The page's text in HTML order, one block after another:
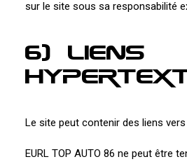
sur le site sous sa responsabilité
6) Liens
Le site peut contenir des liens
EURL TOP AUTO 86 ne peut être